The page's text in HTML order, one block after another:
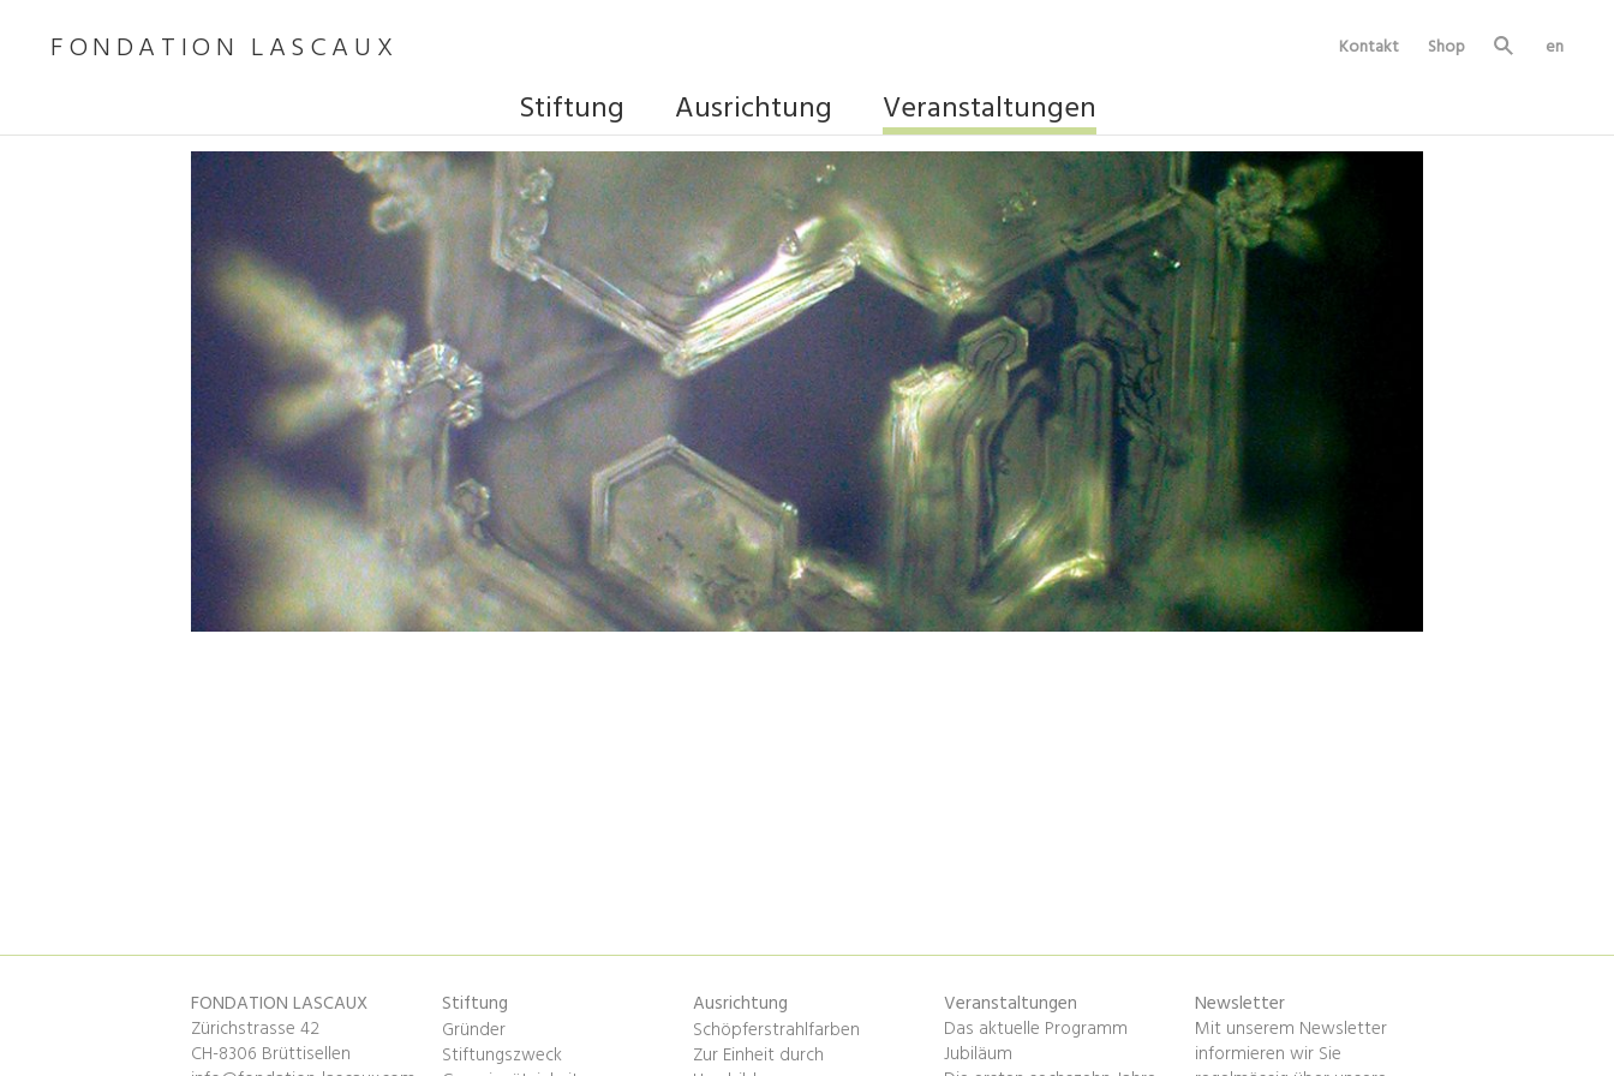
FONDATION LASCAUX Kontakt Shop
Su
en
Stiftung Ausrichtung Veranstaltungen
FONDATION LASCAUX
Zürichstrasse 42
CH-8306 Brüttisellen
Stiftung
Gründer
Stiftungszweck
Ausrichtung
Schöpferstrahlfarben
Zur Einheit durch
Veranstaltungen
Das aktuelle Programm
Jubiläum
Newsletter
Mit unserem Newsletter
informieren wir Sie